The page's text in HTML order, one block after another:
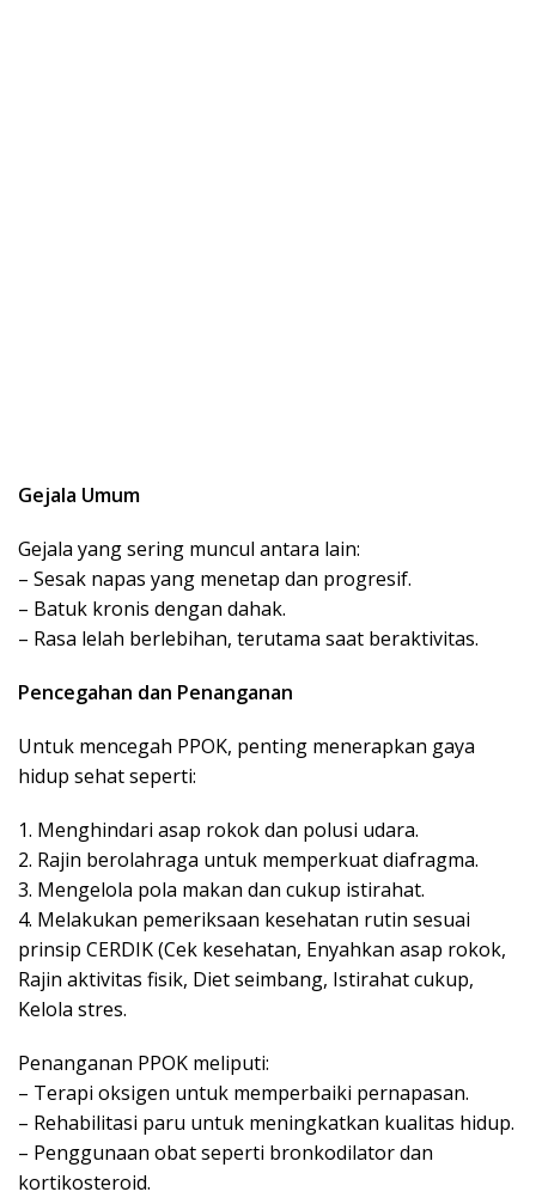
Gejala Umum
Gejala yang sering muncul antara lain:
– Sesak napas yang menetap dan progresif.
– Batuk kronis dengan dahak.
– Rasa lelah berlebihan, terutama saat beraktivitas.
Pencegahan dan Penanganan
Untuk mencegah PPOK, penting menerapkan gaya
hidup sehat seperti:
1. Menghindari asap rokok dan polusi udara.
2. Rajin berolahraga untuk memperkuat diafragma.
3. Mengelola pola makan dan cukup istirahat.
4. Melakukan pemeriksaan kesehatan rutin sesuai
prinsip CERDIK (Cek kesehatan, Enyahkan asap rokok,
Rajin aktivitas fisik, Diet seimbang, Istirahat cukup,
Kelola stres.
Penanganan PPOK meliputi:
– Terapi oksigen untuk memperbaiki pernapasan.
– Rehabilitasi paru untuk meningkatkan kualitas hidup.
– Penggunaan obat seperti bronkodilator dan
kortikosteroid.